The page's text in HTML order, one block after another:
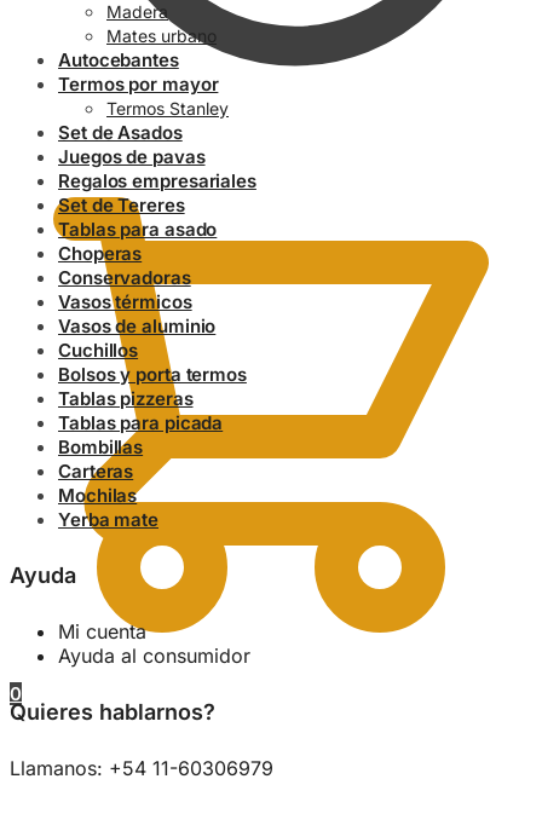
0.00 $
0
Madera
Mates urbano
Autocebantes
Termos por mayor
Termos Stanley
Set de Asados
Juegos de pavas
Regalos empresariales
Set de Tereres
Tablas para asado
Choperas
Conservadoras
Vasos térmicos
Vasos de aluminio
Cuchillos
Bolsos y porta termos
Tablas pizzeras
Tablas para picada
Bombillas
Carteras
Mochilas
Yerba mate
Ayuda
Mi cuenta
Ayuda al consumidor
Quieres hablarnos?
Llamanos: +54 11-60306979